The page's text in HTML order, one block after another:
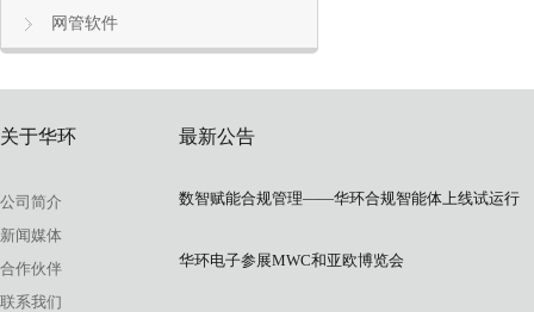
网管软件
关于华环
公司简介
新闻媒体
合作伙伴
联系我们
最新公告
数智赋能合规管理——华环合规智能体上线试运行
华环电子参展MWC和亚欧博览会